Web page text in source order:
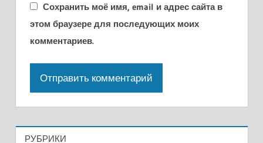
Сохранить моё имя, email и адрес сайта в
этом браузере для последующих моих
комментариев.
РУБРИКИ